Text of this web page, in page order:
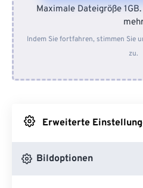
Vom Gerät
Von Dropbox
Maximale Dateigröße 1GB.
Indem Sie fortfahren, stimmen Sie
zu.
Erweiterte
Bildoptionen